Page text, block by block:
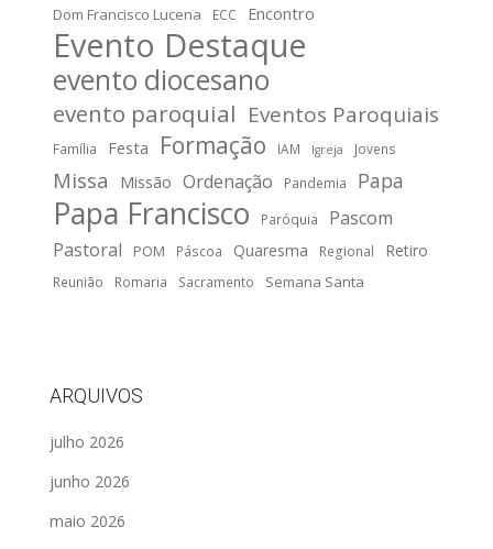
Dom Francisco Lucena
ECC Encontro
Evento Destaque
evento diocesano
evento paroquial Eventos Paroquiais
Família Festa Formação IAM Igreja Jovens
Missa Missão Ordenação Pandemia Papa
Papa Francisco Paróquia
Pascom
Pastoral
POM Páscoa Quaresma Regional Retiro
Reunião Romaria Sacramento Semana Santa
ARQUIVOS
julho 2026
junho 2026
maio 2026